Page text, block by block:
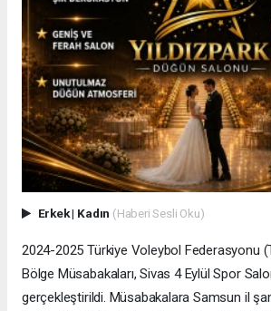
Erkek| Kadın (Haberi Sesli Oku)
2024-2025 Türkiye Voleybol Federasyonu
Bölge Müsabakaları, Sivas 4 Eylül Spor
gerçekleştirildi. Müsabakalara Samsun il